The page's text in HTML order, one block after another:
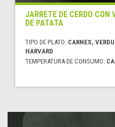
JARRETE DE CERDO CON
DE PATATA
TIPO DE PLATO: CARNES,
HARVARD
TEMPERATURA DE CONSUMO: